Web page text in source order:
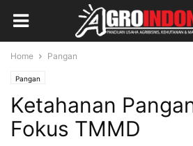
Home Pangan
Pangan
Ketahanan
Fokus TMMD